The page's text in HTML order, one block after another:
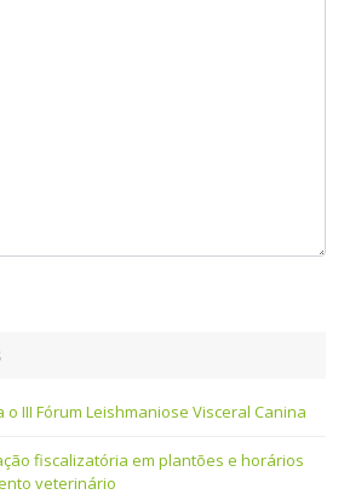
III Fórum Leishmaniose Visceral Canina
fiscalizatória em plantões e horários
veterinário